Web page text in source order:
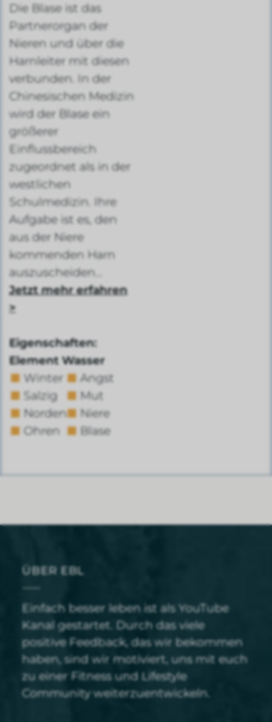
Die Blase ist das
Partnerorgan der
Nieren und über die
Harnleiter mit diesen
verbunden. In der
Chinesischen Medizin
wird der Blase ein
größerer
Einflussbereich
zugeordnet als in der
westlichen
Schulmedizin. Ihre
Aufgabe ist es, den
aus der Niere
kommenden Harn
auszuscheiden…
Jetzt mehr erfahren
>
Eigenschaften:
Element Wasser
Winter
Salzig
Norden
Ohren
Angst
Mut
Niere
Blase
ÜBER EBL
Einfach besser leben ist als YouTube
Kanal gestartet. Durch das viele
positive Feedback, das wir bekommen
haben, sind wir motiviert, uns mit euch
zu einer Fitness und Lifestyle
Community weiterzuentwickeln.